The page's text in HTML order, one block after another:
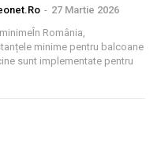
- 27 Martie 2026
România,
minime pentru balcoane
sunt implementate pentru